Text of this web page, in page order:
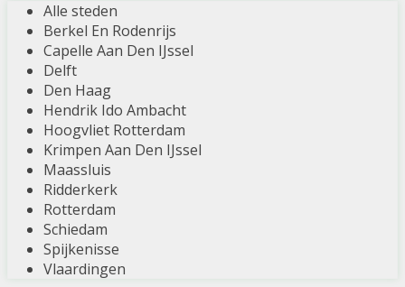
Alle steden
Berkel En Rodenrijs
Capelle Aan Den IJssel
Delft
Den Haag
Hendrik Ido Ambacht
Hoogvliet Rotterdam
Krimpen Aan Den IJssel
Maassluis
Ridderkerk
Rotterdam
Schiedam
Spijkenisse
Vlaardingen